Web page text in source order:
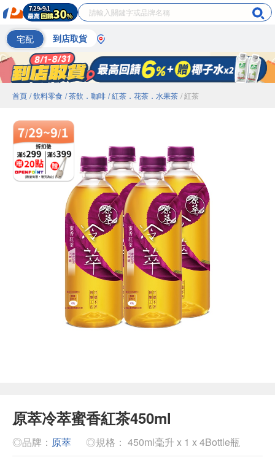
宅配 到店取貨
首頁 / 飲料零食 / 茶飲．咖啡 / 紅茶．花茶．水果茶 / 紅茶
原萃冷萃蜜香紅茶450ml
◎品牌： 原萃 ◎規格： 450ml毫升 x 1 x 4Bottle瓶